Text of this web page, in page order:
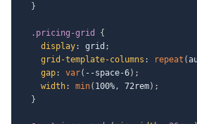
}
.pricing-grid
{
display: grid ;
grid-template-columns : repeat (
gap: var( --space-6) ;
width: min( 100%, 72rem) ;
}